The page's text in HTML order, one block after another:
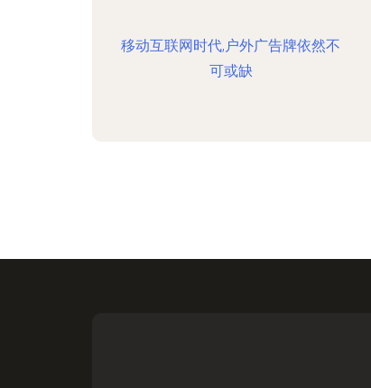
移动互联网时代,户外广告牌依然不
可或缺